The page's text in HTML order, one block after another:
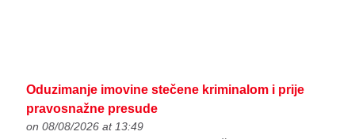
Oduzimanje imovine stečene kriminalom i prije
pravosnažne presude
on 08/08/2026 at 13:49